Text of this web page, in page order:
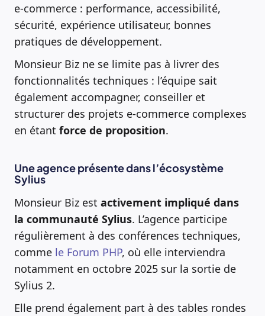
e-commerce : performance, accessibilité,
sécurité, expérience utilisateur, bonnes
pratiques de développement.
Monsieur Biz ne se limite pas à livrer des
fonctionnalités techniques : l’équipe sait
également accompagner, conseiller et
structurer des projets e-commerce complexes
en étant force de proposition.
Une agence présente dans l’écosystème
Sylius
Monsieur Biz est activement impliqué dans
la communauté Sylius. L’agence participe
régulièrement à des conférences techniques,
comme le Forum PHP, où elle interviendra
notamment en octobre 2025 sur la sortie de
Sylius 2.
Elle prend également part à des tables rondes